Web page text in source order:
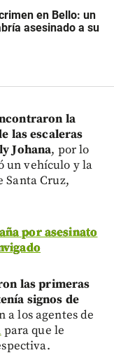
en Bello: un
asesinado a su
la
las escaleras
Johana, por lo
un vehículo y la
Santa Cruz,
por asesinato
las primeras
signos de
a los agentes de
para que le